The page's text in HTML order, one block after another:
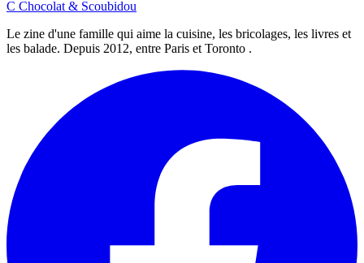
C Chocolat & Scoubidou
Le zine d'une famille qui aime la cuisine, les bricolages, les livres et
les balade. Depuis 2012, entre Paris et Toronto .